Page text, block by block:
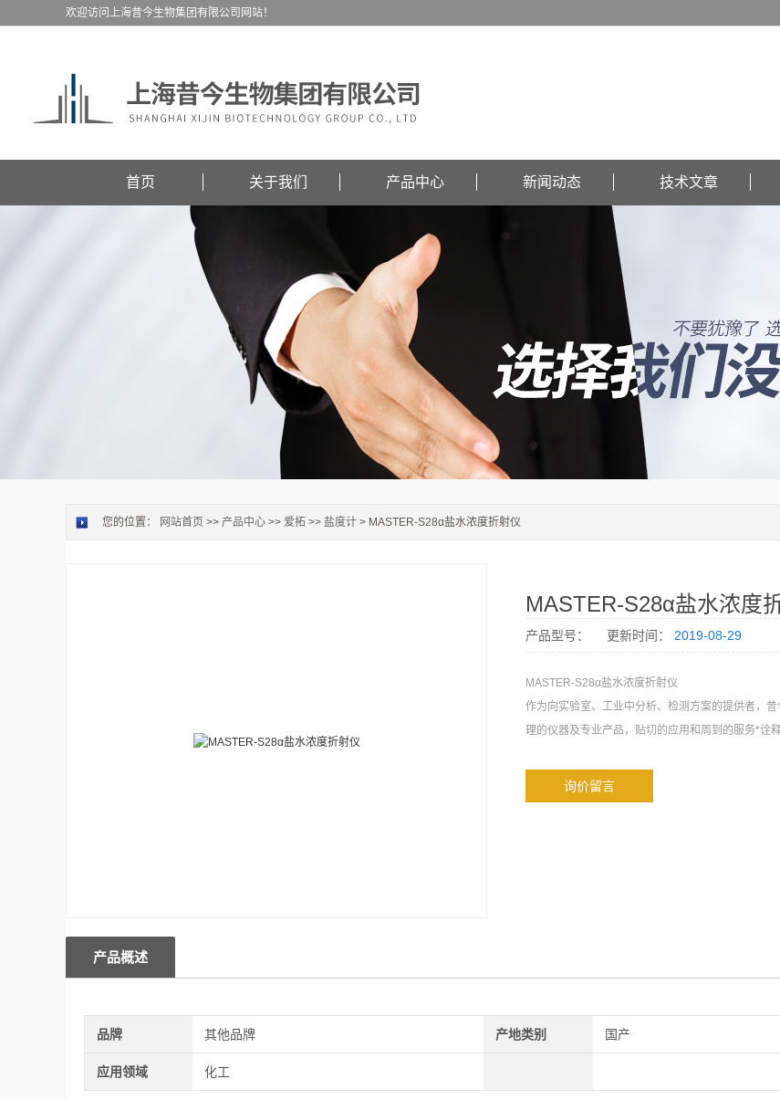
欢迎访问上海昔今生物集团有限公司网站！
首页 关于我们 产品中心 新闻动态 技术文章
您的位置： 网站首页 >> 产品中心 >> 爱拓 >> 盐度计 > MASTER-S28α盐水浓度折射仪
MASTER-S28α盐水浓度
产品型号： 更新时间： 2019-08-29
MASTER-S28α盐水浓度折射仪
作为向实验室、工业中分析、检测方案的提供者，
理的仪器及专业产品，贴切的应用和周到的服务*诠
询价留言
产品概述
品牌 其他品牌 产地类别 国产
应用领域 化工